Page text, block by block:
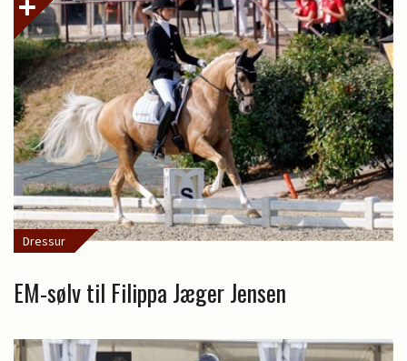
Dressur
EM-sølv til Filippa Jæger Jensen